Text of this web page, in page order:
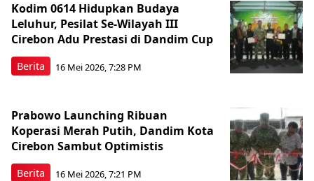
Berita
Kodim 0614 Hidupkan Budaya
Leluhur, Pesilat Se-Wilayah III
Cirebon Adu Prestasi di Dandim Cup
16 Mei 2026, 7:28 PM
Berita
Prabowo Launching Ribuan
Koperasi Merah Putih, Dandim Kota
Cirebon Sambut Optimistis
16 Mei 2026, 7:21 PM